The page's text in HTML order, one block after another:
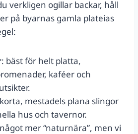
verkligen ogillar backar, håll
på byarnas gamla plateias
: bäst för helt platta,
kaféer och
mestadels plana slingor
hus och tavernor.
mer “naturnära”, men vi